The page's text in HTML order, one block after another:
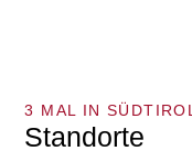
3 MAL IN SÜDTIROL
Standorte